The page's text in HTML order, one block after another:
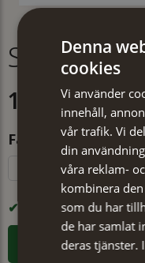
Scarf
179 kr Köp 2
Färg
Blå
I LAGER
Denna
cookies
Vi använder
innehåll,
vår trafik. Vi
din
våra reklam-
kombinera
som du har
de har samlat
deras tjänster.